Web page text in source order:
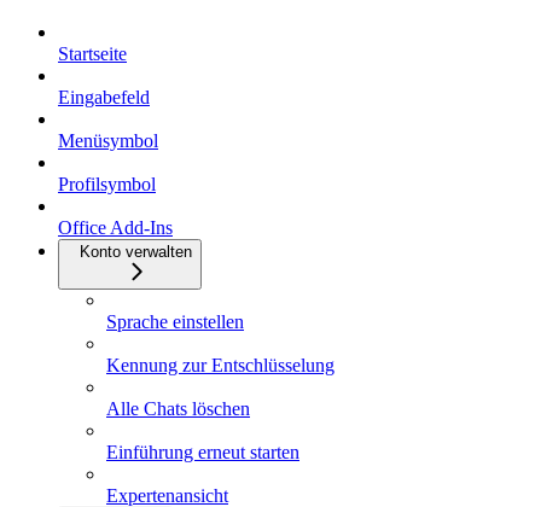
Startseite
Eingabefeld
Menüsymbol
Profilsymbol
Office Add-Ins
Konto verwalten
Sprache einstellen
Kennung zur Entschlüsselung
Alle Chats löschen
Einführung erneut starten
Expertenansicht